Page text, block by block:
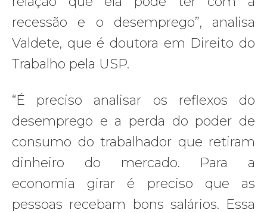
recessão e o desemprego”, analisa
Valdete, que é doutora em Direito do
Trabalho pela USP.
“É preciso analisar os reflexos do
desemprego e a perda do poder de
consumo do trabalhador que retiram
dinheiro do mercado. Para a
economia girar é preciso que as
pessoas recebam bons salários. Essa